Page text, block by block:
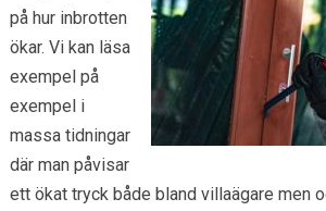
på hur inbrotten
ökar. Vi kan läsa
exempel på
exempel i
massa tidningar
där man påvisar
ett ökat tryck både bland villaägare men